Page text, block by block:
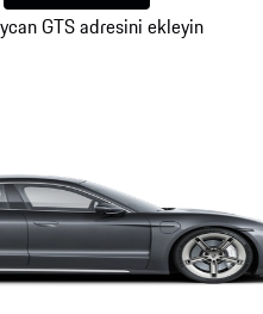
GTS adresini ekleyin